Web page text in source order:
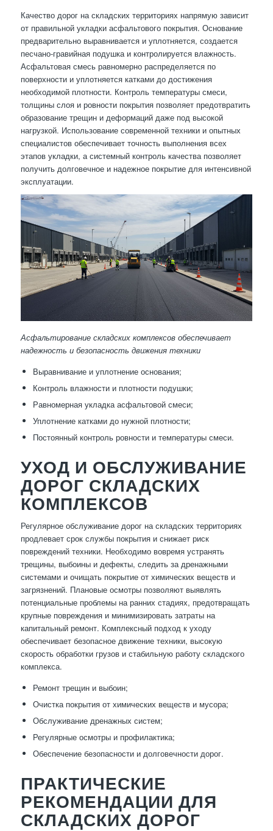
Качество дорог на складских территориях напрямую зависит
от правильной укладки асфальтового покрытия. Основание
предварительно выравнивается и уплотняется, создается
песчано-гравийная подушка и контролируется влажность.
Асфальтовая смесь равномерно распределяется по
поверхности и уплотняется катками до достижения
необходимой плотности. Контроль температуры смеси,
толщины слоя и ровности покрытия позволяет предотвратить
образование трещин и деформаций даже под высокой
нагрузкой. Использование современной техники и опытных
специалистов обеспечивает точность выполнения всех
этапов укладки, а системный контроль качества позволяет
получить долговечное и надежное покрытие для интенсивной
эксплуатации.
Асфальтирование складских комплексов обеспечивает
надежность и безопасность движения техники
Выравнивание и уплотнение основания;
Контроль влажности и плотности подушки;
Равномерная укладка асфальтовой смеси;
Уплотнение катками до нужной плотности;
Постоянный контроль ровности и температуры смеси.
УХОД И ОБСЛУЖИВАНИЕ
ДОРОГ СКЛАДСКИХ
КОМПЛЕКСОВ
Регулярное обслуживание дорог на складских территориях
продлевает срок службы покрытия и снижает риск
повреждений техники. Необходимо вовремя устранять
трещины, выбоины и дефекты, следить за дренажными
системами и очищать покрытие от химических веществ и
загрязнений. Плановые осмотры позволяют выявлять
потенциальные проблемы на ранних стадиях, предотвращать
крупные повреждения и минимизировать затраты на
капитальный ремонт. Комплексный подход к уходу
обеспечивает безопасное движение техники, высокую
скорость обработки грузов и стабильную работу складского
комплекса.
Ремонт трещин и выбоин;
Очистка покрытия от химических веществ и мусора;
Обслуживание дренажных систем;
Регулярные осмотры и профилактика;
Обеспечение безопасности и долговечности дорог.
ПРАКТИЧЕСКИЕ
РЕКОМЕНДАЦИИ ДЛЯ
СКЛАДСКИХ ДОРОГ